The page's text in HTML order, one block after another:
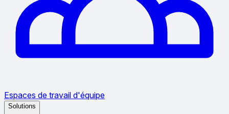
Espaces de travail d'équipe
Solutions